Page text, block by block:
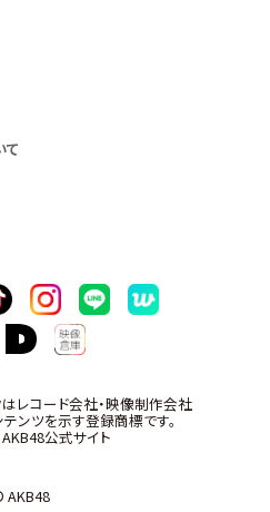
て
レコード会社・映像制作会社
ンツを示す登録商標です。
公式サイト
AKB48